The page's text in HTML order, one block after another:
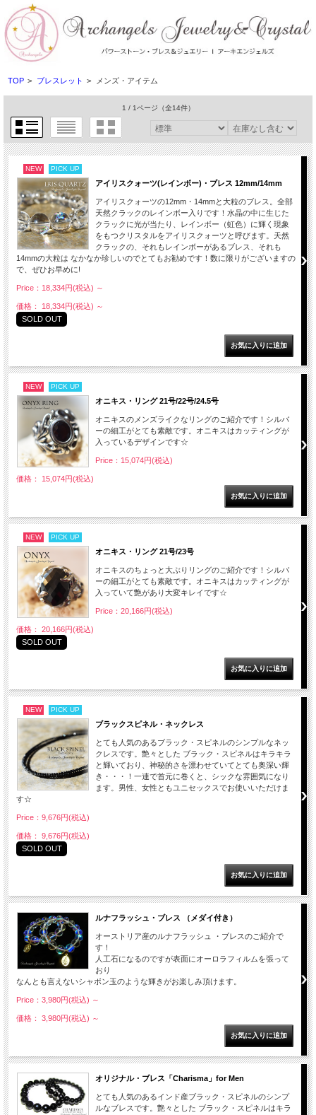
TOP > ブレスレット > メンズ・アイテム
1 / 1ページ （全14件）
NEW PICK UP
アイリスクォーツ(レインボー)・ブレス 12mm/14mm
アイリスクォーツの12mm・14mmと大粒のブレス。全部
天然クラックのレインボー入りです！水晶の中に生じた
クラックに光が当たり、レインボー（虹色）に輝く現象
をもつクリスタルをアイリスクォーツと呼びます。天然
クラックの、それもレインボーがあるブレス、それも
14mmの大粒は なかなか珍しいのでとてもお勧めです！数に限りがございますの
で、ぜひお早めに!
Price：18,334円(税込) ～
価格： 18,334円(税込) ～
SOLD OUT
NEW PICK UP
オニキス・リング 21号/22号/24.5号
オニキスのメンズライクなリングのご紹介です！シルバ
ーの細工がとても素敵です。オニキスはカッティングが
入っているデザインです☆
Price：15,074円(税込)
価格： 15,074円(税込)
NEW PICK UP
オニキス・リング 21号/23号
オニキスのちょっと大ぶりリングのご紹介です！シルバ
ーの細工がとても素敵です。オニキスはカッティングが
入っていて艶があり大変キレイです☆
Price：20,166円(税込)
価格： 20,166円(税込)
SOLD OUT
NEW PICK UP
ブラックスピネル・ネックレス
とても人気のあるブラック・スピネルのシンプルなネッ
クレスです。艶々とした ブラック・スピネルはキラキラ
と輝いており、神秘的さを漂わせていてとても奥深い輝
き・・・！一連で首元に巻くと、シックな雰囲気になり
ます。男性、女性ともユニセックスでお使いいただけま
す☆
Price：9,676円(税込)
価格： 9,676円(税込)
SOLD OUT
ルナフラッシュ・ブレス （メダイ付き）
オーストリア産のルナフラッシュ ・ブレスのご紹介で
す！
人工石になるのですが表面にオーロラフィルムを張って
おり
なんとも言えないシャボン玉のような輝きがお楽しみ頂けます。
Price：3,980円(税込) ～
価格： 3,980円(税込) ～
オリジナル・ブレス「Charisma」for Men
とても人気のあるインド産ブラック・スピネルのシンプ
ルなブレスです。艶々とした ブラック・スピネルはキラ